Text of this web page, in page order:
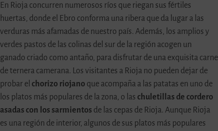
En Rioja concurren numerosos ríos que riegan sus fértiles
huertas, donde el Ebro conforma una ribera que da lugar a las
verduras más afamadas de nuestro país. Además, los amplios y
verdes pastos de las colinas del sur de la región acogen un
ganado criado como antaño, para disfrutar de una exquisita carne
de ternera camerana. Los visitantes a Rioja no pueden dejar de
probar el chorizo riojano que acompaña a las patatas en uno de
los platos más populares de la zona, o las chuletillas de cordero
asadas con los sarmientos de las cepas de Rioja. Aunque Rioja
es una región de interior, algunos de sus platos más populares